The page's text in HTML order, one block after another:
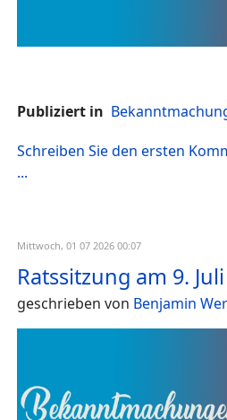
Publiziert in
Schreiben Sie den ersten
...
Mittwoch, 01 07 2026 00:07
Ratssitzung am 9. Juli
geschrieben von Benjamin